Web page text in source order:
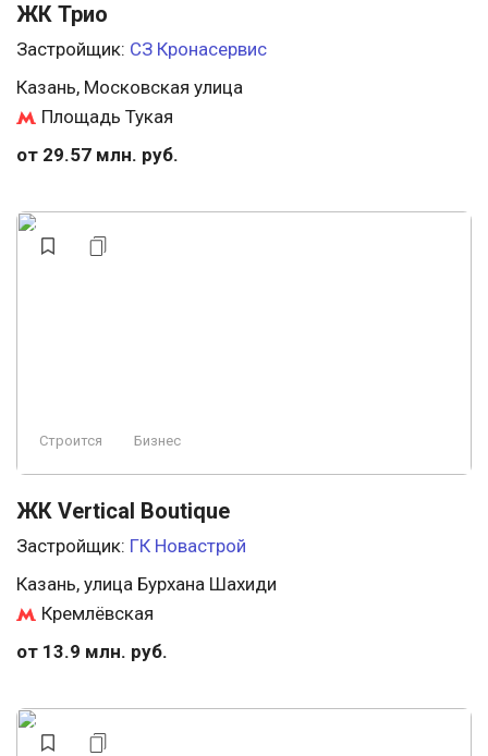
ЖК Трио
Застройщик: СЗ Кронасервис
Казань, Московская улица
Площадь Тукая
от 29.57 млн. руб.
Строится Бизнес
ЖК Vertical Boutique
Застройщик: ГК Новастрой
Казань, улица Бурхана Шахиди
Кремлёвская
от 13.9 млн. руб.